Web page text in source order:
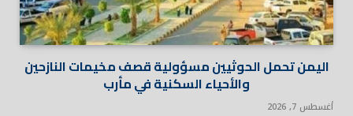
اليمن تحمل الحوثيين مسؤولية قصف مخيمات النازحين
والأحياء السكنية في مأرب
أغسطس 7, 2026